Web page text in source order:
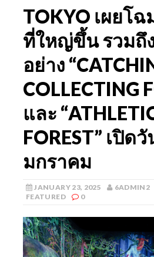
TOKYO เผยโ
ที่ใหญ่ขึ้น รวมถึ
อย่าง
COLLECTING
และ
FOREST” เปิด
มกราคม
JANUARY 23, 2025 6ADMIN2
FEATURED
0